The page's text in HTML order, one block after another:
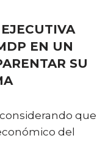
EN UN
SU
que
del